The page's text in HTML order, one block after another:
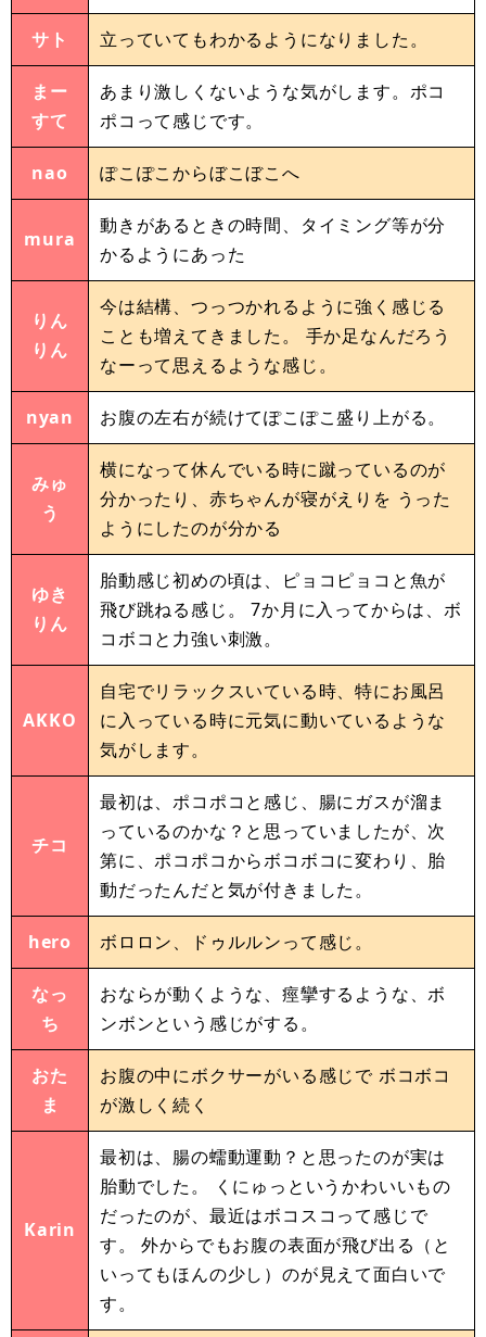
サト 立っていてもわかるようになりました。
まー
すて
あまり激しくないような気がします。ポコ
ポコって感じです。
nao ぽこぽこからぼこぼこへ
mura
動きがあるときの時間、タイミング等が分
かるようにあった
りん
りん
今は結構、つっつかれるように強く感じる
ことも増えてきました。 手か足なんだろう
なーって思えるような感じ。
nyan お腹の左右が続けてぽこぽこ盛り上がる。
みゅ
う
横になって休んでいる時に蹴っているのが
分かったり、赤ちゃんが寝がえりを うった
ようにしたのが分かる
ゆき
りん
胎動感じ初めの頃は、ピョコピョコと魚が
飛び跳ねる感じ。 7か月に入ってからは、ボ
コボコと力強い刺激。
AKKO
自宅でリラックスいている時、特にお風呂
に入っている時に元気に動いているような
気がします。
チコ
最初は、ポコポコと感じ、腸にガスが溜ま
っているのかな？と思っていましたが、次
第に、ポコポコからボコボコに変わり、胎
動だったんだと気が付きました。
hero ボロロン、ドゥルルンって感じ。
なっ
ち
おならが動くような、痙攣するような、ボ
ンボンという感じがする。
おた
ま
お腹の中にボクサーがいる感じで ボコボコ
が激しく続く
Karin
最初は、腸の蠕動運動？と思ったのが実は
胎動でした。 くにゅっというかわいいもの
だったのが、最近はボコスコって感じで
す。 外からでもお腹の表面が飛び出る（と
いってもほんの少し）のが見えて面白いで
す。